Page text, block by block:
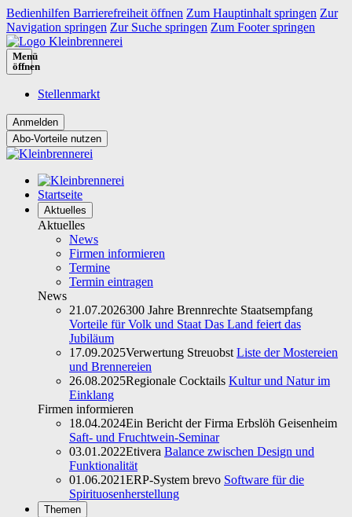
Bedienhilfen Barrierefreiheit öffnen Zum Hauptinhalt springen Zur
Navigation springen Zur Suche springen Zum Footer springen
Menü
öffnen
Stellenmarkt
Abo-Vorteile nutzen
Startseite
Aktuelles
Aktuelles
News
Firmen informieren
Termine
Termin eintragen
News
21.07.2026300 Jahre Brennrechte Staatsempfang
Vorteile für Volk und Staat Das Land feiert das
Jubiläum
17.09.2025Verwertung Streuobst Liste der Mostereien
und Brennereien
26.08.2025Regionale Cocktails Kultur und Natur im
Einklang
Firmen informieren
18.04.2024Ein Bericht der Firma Erbslöh Geisenheim
Saft- und Fruchtwein-Seminar
03.01.2022Etivera Balance zwischen Design und
Funktionalität
01.06.2021ERP-System brevo Software für die
Spirituosenherstellung
Themen